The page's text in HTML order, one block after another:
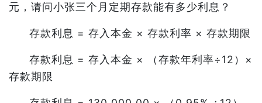
元，请问小张三个月定期存款能有多少利息？
存款利息 = 存入本金 × 存款利率 × 存款期限
存款利息 = 存入本金 × （存款年利率÷12）×
存款期限